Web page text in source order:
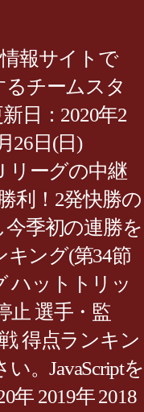
報サイトで
チームスタ
日：2020年2
26日(日)
リーグの中継
利！2発快勝の
今季初の連勝を
キング(第34節
ハットトリッ
止 選手・監
得点ランキン
。JavaScriptを
年 2019年 2018